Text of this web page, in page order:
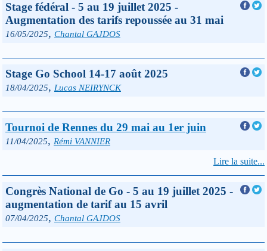
Stage fédéral - 5 au 19 juillet 2025 -
Augmentation des tarifs repoussée au 31 mai
16/05/2025, Chantal GAJDOS
Stage Go School 14-17 août 2025
18/04/2025, Lucas NEIRYNCK
Tournoi de Rennes du 29 mai au 1er juin
11/04/2025, Rémi VANNIER
Lire la suite...
Congrès National de Go - 5 au 19 juillet 2025 -
augmentation de tarif au 15 avril
07/04/2025, Chantal GAJDOS